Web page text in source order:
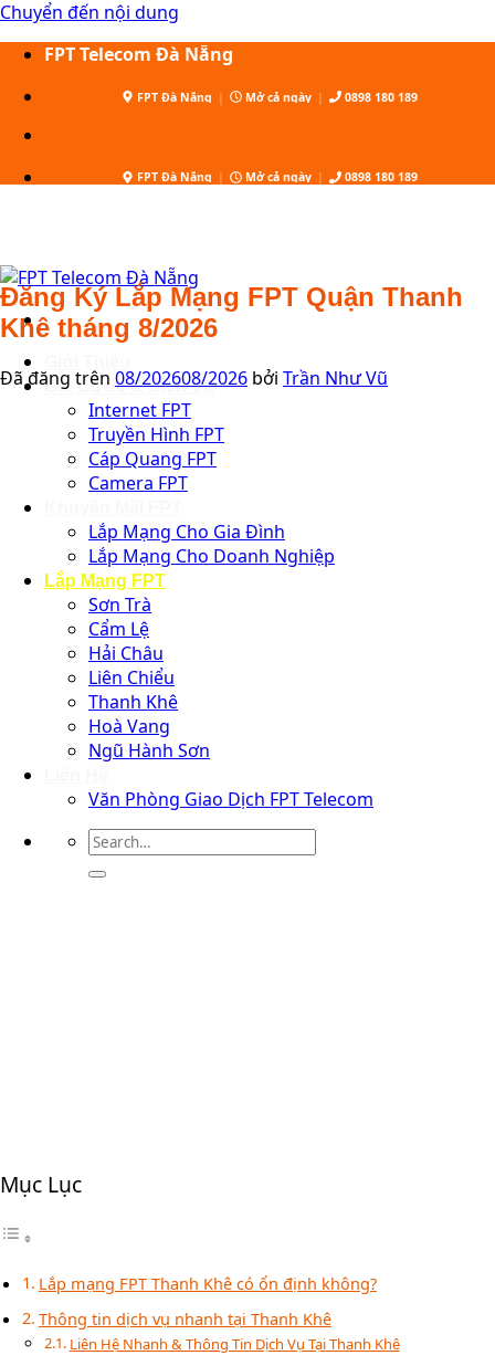
Chuyển đến nội dung
FPT Telecom Đà Nẵng
FPT Đà Nẵng | Mở cả ngày | 0898 180 189
FPT Đà Nẵng | Mở cả ngày | 0898 180 189
Gói Cước & Dịch Vụ
Internet FPT
Truyền Hình FPT
Cáp Quang FPT
Camera FPT
Lắp Mạng Cho Gia Đình
Lắp Mạng Cho Doanh Nghiệp
Lắp Mạng FPT
Sơn Trà
Cẩm Lệ
Hải Châu
Liên Chiểu
Thanh Khê
Hoà Vang
Ngũ Hành Sơn
Văn Phòng Giao Dịch FPT Telecom
Đăng Ký Lắp Mạng FPT Quận Thanh
Khê tháng 8/2026
Đã đăng trên 08/202608/2026 bởi Trần Như Vũ
Mục Lục
Lắp mạng FPT Thanh Khê có ổn định không?
Thông tin dịch vụ nhanh tại Thanh Khê
Liên Hệ Nhanh & Thông Tin Dịch Vụ Tại Thanh Khê